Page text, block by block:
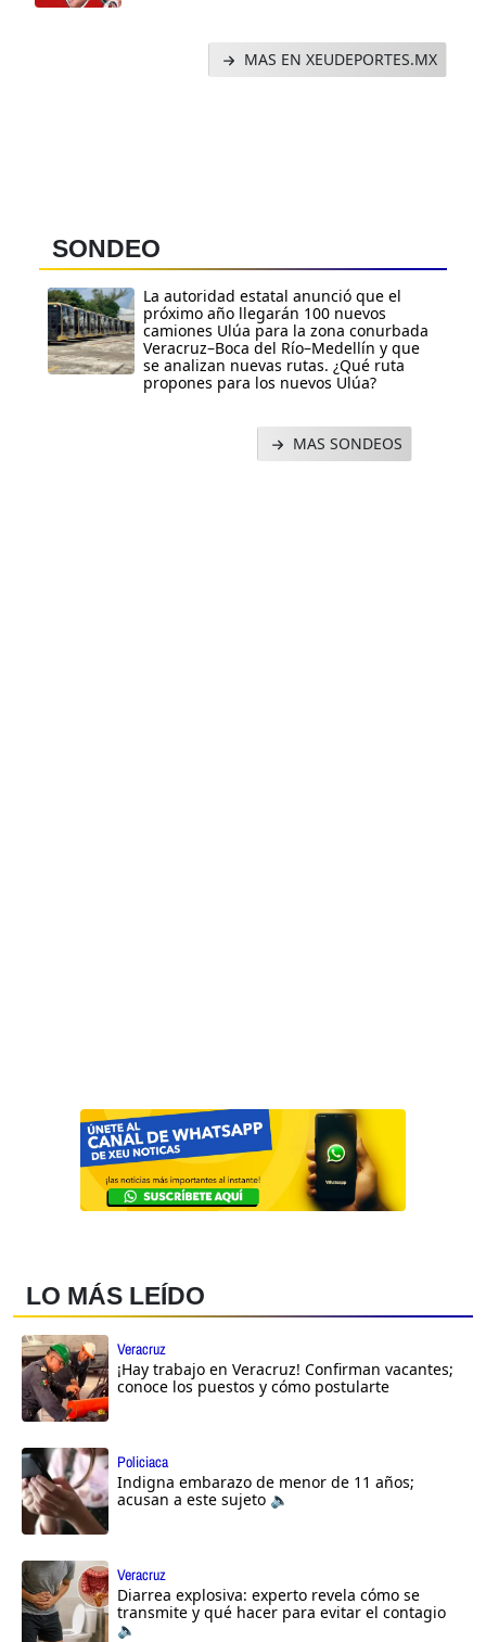
MAS EN XEUDEPORTES.MX
SONDEO
La autoridad estatal anunció que el
próximo año llegarán 100 nuevos
camiones Ulúa para la zona conurbada
Veracruz–Boca del Río–Medellín y que
se analizan nuevas rutas. ¿Qué ruta
propones para los nuevos Ulúa?
MAS SONDEOS
LO MÁS LEÍDO
Veracruz
¡Hay trabajo en Veracruz! Confirman vacantes;
conoce los puestos y cómo postularte
Policiaca
Indigna embarazo de menor de 11 años;
acusan a este sujeto 🔈
Veracruz
Diarrea explosiva: experto revela cómo se
transmite y qué hacer para evitar el contagio
🔈